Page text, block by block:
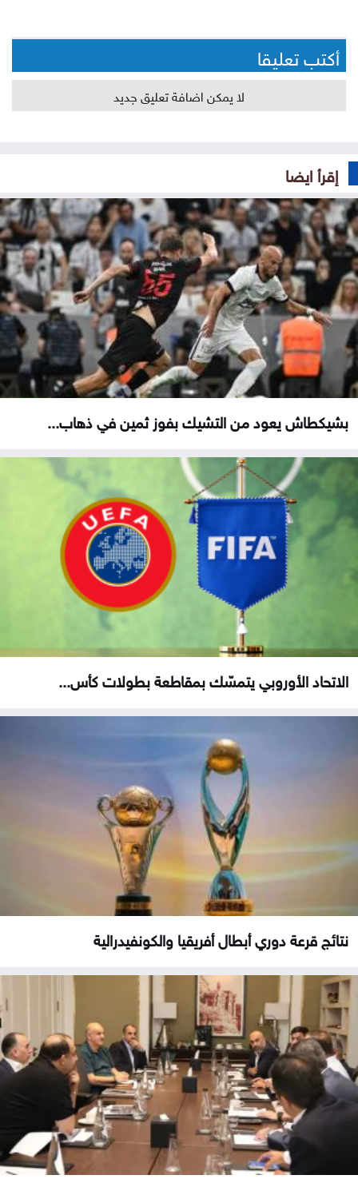
أكتب تعليقا
لا يمكن اضافة تعليق جديد
إقرأ ايضا
بشيكطاش يعود من التشيك بفوز ثمين في ذهاب...
الاتحاد الأوروبي يتمسّك بمقاطعة بطولات كأس...
نتائج قرعة دوري أبطال أفريقيا والكونفيدرالية